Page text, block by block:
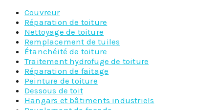
Couvreur
Réparation de toiture
Nettoyage de toiture
Remplacement de tuiles
Étanchéité de toiture
Traitement hydrofuge de toiture
Réparation de faitage
Peinture de toiture
Dessous de toit
Hangars et bâtiments industriels